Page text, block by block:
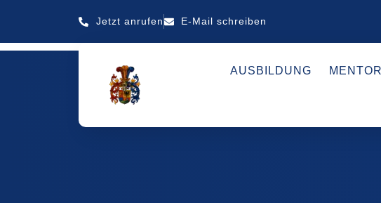
Jetzt anrufen E-Mail schreiben
AUSBILDUNG